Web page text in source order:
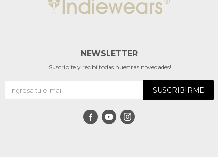
NEWSLETTER
¡Suscribite y recibí todas nuestras novedades!
SUSCRIBIRME
  